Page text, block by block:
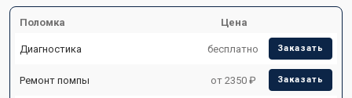
Поломка Цена
Диагностика бесплатно Заказать
Ремонт помпы от 2350 ₽ Заказать